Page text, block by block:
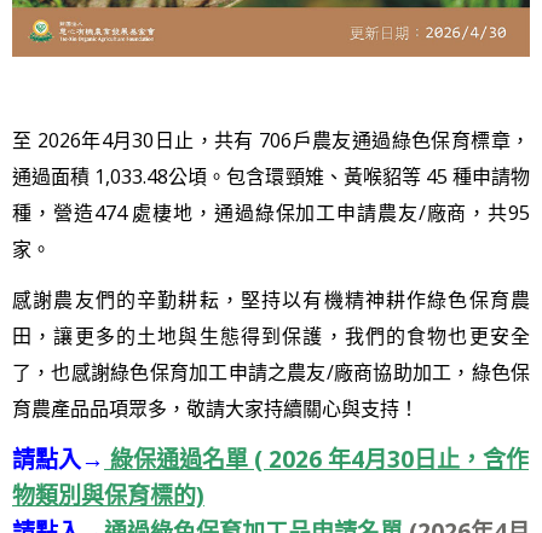
至 2026年4月30日止，共有 706戶農友通過綠色保育標章，
通過面積 1,033.48公頃。包含環頸雉、黃喉貂等 45 種申請物
種，營造474 處棲地，通過綠保加工申請農友/廠商，共95
家。
感謝農友們的辛勤耕耘，堅持以有機精神耕作綠色保育農
田，讓更多的土地與生態得到保護，我們的食物也更安全
了，也感謝綠色保育加工申請之農友/廠商協助加工，綠色保
育農產品品項眾多，敬請大家持續關心與支持！
請點入→ 綠保通過名單 ( 2026 年4月30日止，含作
物類別與保育標的)